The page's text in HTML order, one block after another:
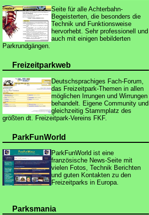
Seite für alle Achterbahn-
Begeisterten, die besonders die
Technik und Funktionsweise
hervorhebt. Sehr professionell und
auch mit einigen bebilderten
Parkrundgängen.
Freizeitparkweb
Deutschsprachiges Fach-Forum,
das Freizeitpark-Themen in allen
möglichen Irrungen und Wirrungen
behandelt. Eigene Community und
gleichzeitig Stammplatz des
größten dt. Freizeitpark-Vereins FKF.
ParkFunWorld
ParkFunWorld ist eine
französische News-Seite mit
vielen Fotos, Technik Berichten
und guten Kontakten zu den
Freizeitparks in Europa.
Parksmania